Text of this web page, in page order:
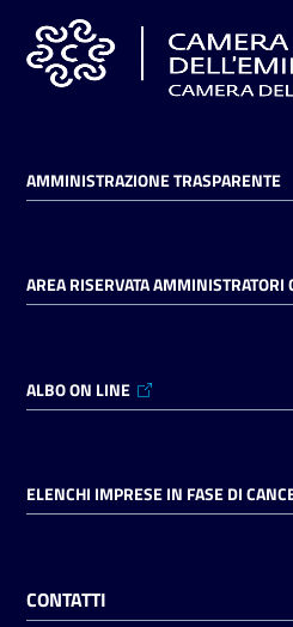
AMMINISTRAZIONE TRASPARENTE
AREA RISERVATA AMMINISTRATORI
ALBO ON LINE
ELENCHI IMPRESE IN FASE DI
CONTATTI